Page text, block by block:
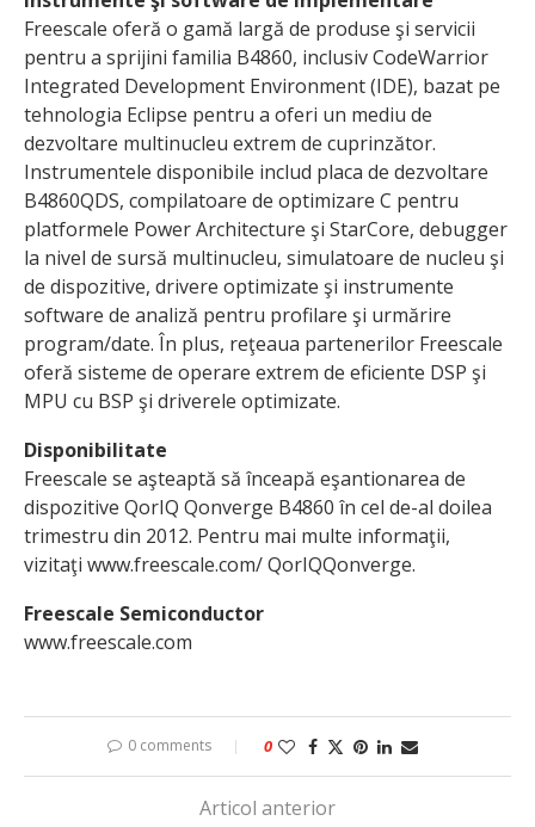
Freescale oferă o gamă largă de produse şi servicii
pentru a sprijini familia B4860, inclusiv CodeWarrior
Integrated Development Environment (IDE), bazat pe
tehnologia Eclipse pentru a oferi un mediu de
dezvoltare multinucleu extrem de cuprinzător.
Instrumentele disponibile includ placa de dezvoltare
B4860QDS, compilatoare de optimizare C pentru
platformele Power Architecture şi StarCore, debugger
la nivel de sursă multinucleu, simulatoare de nucleu şi
de dispozitive, drivere optimizate şi instrumente
software de analiză pentru profilare şi urmărire
program/date. În plus, reţeaua partenerilor Freescale
oferă sisteme de operare extrem de eficiente DSP şi
MPU cu BSP şi driverele optimizate.
Disponibilitate
Freescale se aşteaptă să înceapă eşantionarea de
dispozitive QorIQ Qonverge B4860 în cel de-al doilea
trimestru din 2012. Pentru mai multe informaţii,
vizitaţi www.freescale.com/ QorIQQonverge.
Freescale Semiconductor
www.freescale.com
0 comments 0
Articol anterior